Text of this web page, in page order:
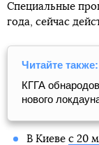
Специальные
года, сейчас
Читайте также:
КГГА
нового
В Киеве с 20